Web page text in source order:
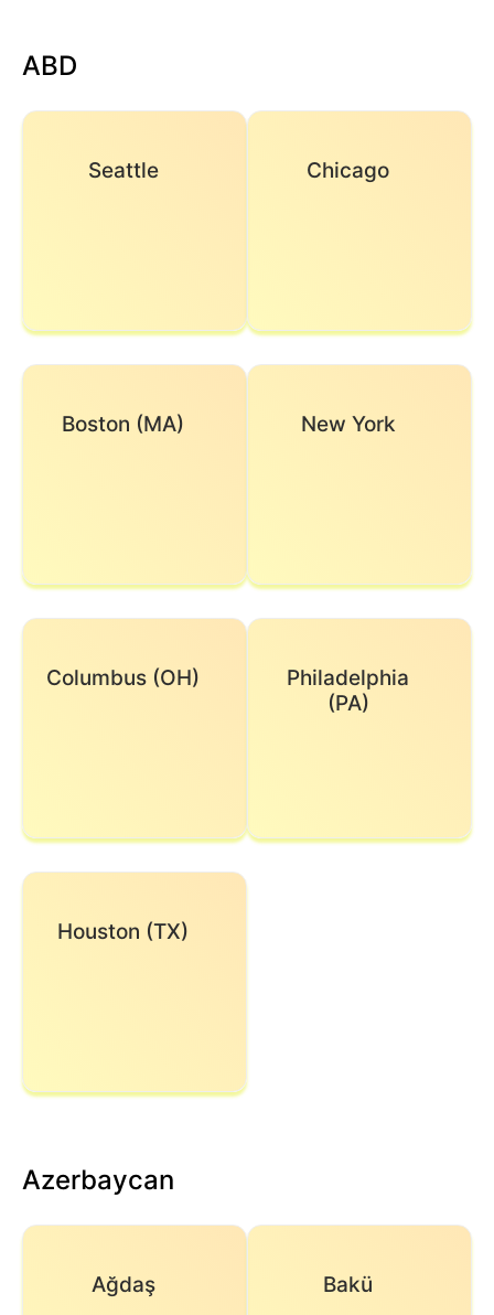
ABD
Seattle Chicago
Boston (MA) New York
Columbus (OH)
Philadelphia
(PA)
Houston (TX)
Azerbaycan
Ağdaş Bakü